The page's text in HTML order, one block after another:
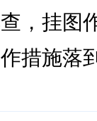
，挂图
措施落